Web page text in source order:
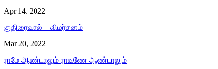
Apr 14, 2022
குதிரைவால் – விமர்சனம்
Mar 20, 2022
ராமே ஆண்டாலும் ராவணே ஆண்டாலும்